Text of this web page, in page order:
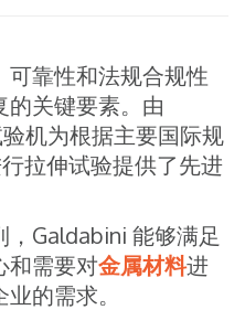
可靠性和法规合规性
的关键要素。由
机为根据主要国际规
拉伸试验提供了先进
Galdabini 能够满足
和需要对金属材料进
的需求。